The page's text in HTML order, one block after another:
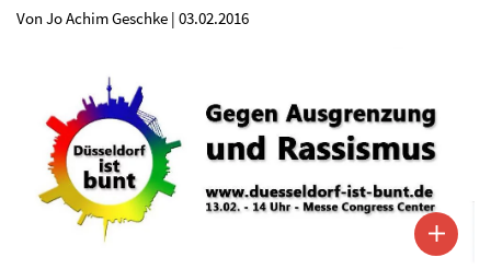
Von Jo Achim Geschke | 03.02.2016